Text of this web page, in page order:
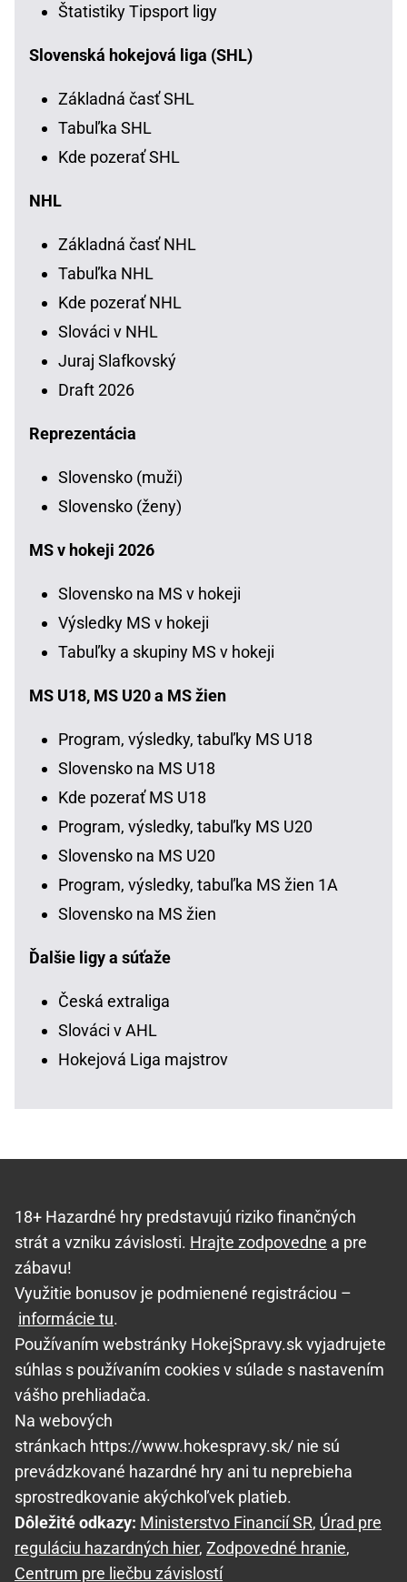
Štatistiky Tipsport ligy
Slovenská hokejová liga (SHL)
Základná časť SHL
Tabuľka SHL
Kde pozerať SHL
NHL
Základná časť NHL
Tabuľka NHL
Kde pozerať NHL
Slováci v NHL
Juraj Slafkovský
Draft 2026
Reprezentácia
Slovensko (muži)
Slovensko (ženy)
MS v hokeji 2026
Slovensko na MS v hokeji
Výsledky MS v hokeji
Tabuľky a skupiny MS v hokeji
MS U18, MS U20 a MS žien
Program, výsledky, tabuľky MS U18
Slovensko na MS U18
Kde pozerať MS U18
Program, výsledky, tabuľky MS U20
Slovensko na MS U20
Program, výsledky, tabuľka MS žien 1A
Slovensko na MS žien
Ďalšie ligy a súťaže
Česká extraliga
Slováci v AHL
Hokejová Liga majstrov
18+ Hazardné hry predstavujú riziko finančných
strát a vzniku závislosti. Hrajte zodpovedne a pre
zábavu!
Využitie bonusov je podmienené registráciou –
informácie tu.
Používaním webstránky HokejSpravy.sk vyjadrujete
súhlas s používaním cookies v súlade s nastavením
vášho prehliadača.
Na webových
stránkach https://www.hokespravy.sk/ nie sú
prevádzkované hazardné hry ani tu neprebieha
sprostredkovanie akýchkoľvek platieb.
Dôležité odkazy: Ministerstvo Financií SR, Úrad pre
reguláciu hazardných hier, Zodpovedné hranie,
Centrum pre liečbu závislostí